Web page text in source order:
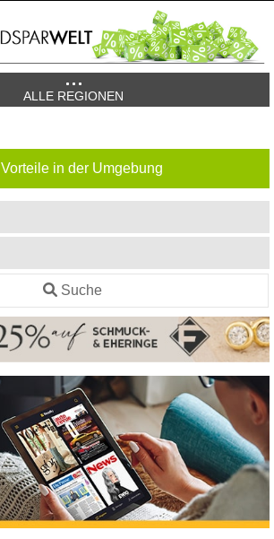
ALLE REGIONEN
Vorteile in der Umgebung
Suche